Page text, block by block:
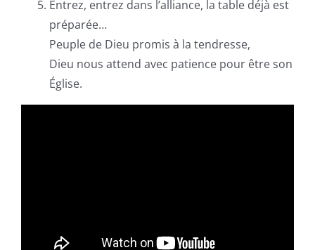
Entrez, entrez dans l’alliance, la table déjà est
préparée…
Peuple de Dieu promis à la tendresse,
Dieu nous attend avec patience pour être son
Église.